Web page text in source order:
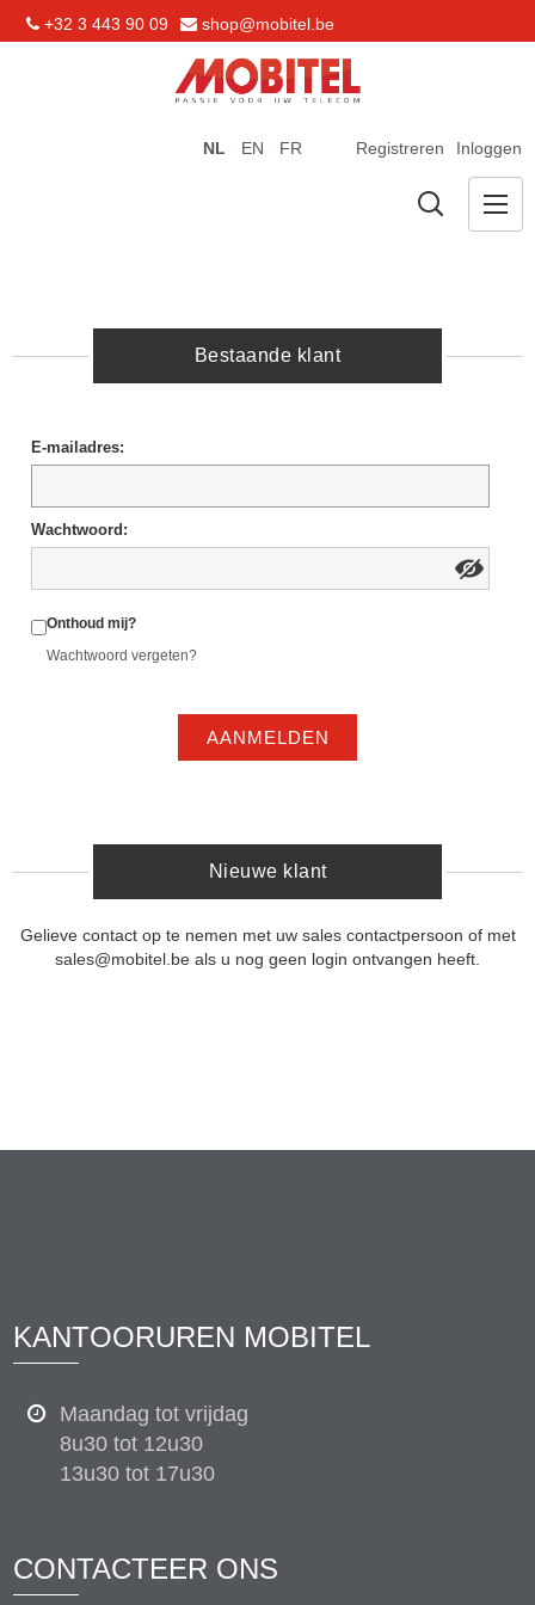
+32 3 443 90 09 shop@mobitel.be
Registreren Inloggen
NL EN FR
Bestaande klant
E-mailadres:
Wachtwoord:
Onthoud mij?
Wachtwoord vergeten?
AANMELDEN
Nieuwe klant
Gelieve contact op te nemen met uw sales contactpersoon of met
sales@mobitel.be als u nog geen login ontvangen heeft.
KANTOORUREN MOBITEL
Maandag tot vrijdag
8u30 tot 12u30
13u30 tot 17u30
CONTACTEER ONS